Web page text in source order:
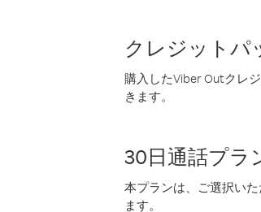
クレジットパ
購入したViber Outクレ
きます。
30日通話プラ
本プランは、ご選択い
ます。